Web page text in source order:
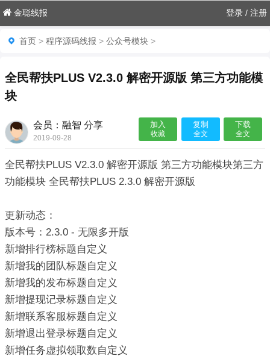
金聪线报 登录 / 注册
首页 > 程序源码线报 > 公众号模块 >
全民帮扶PLUS V2.3.0 解密开源版 第三方功能模
块
会员：融智 分享
2019-09-28
加入
收藏
复制
全文
下载
全文
全民帮扶PLUS V2.3.0 解密开源版 第三方功能模块第三方
功能模块 全民帮扶PLUS 2.3.0 解密开源版
更新动态：
版本号：2.3.0 - 无限多开版
新增排行榜标题自定义
新增我的团队标题自定义
新增我的发布标题自定义
新增提现记录标题自定义
新增联系客服标题自定义
新增退出登录标题自定义
新增任务虚拟领取数自定义